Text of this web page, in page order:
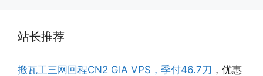
站长推荐
搬瓦工三网回程CN2 GIA VPS，季付46.7刀 ，优惠